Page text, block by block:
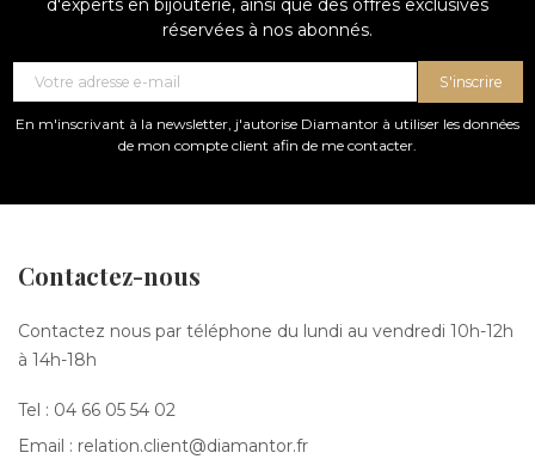
d'experts en bijouterie, ainsi que des offres exclusives
réservées à nos abonnés.
S'inscrire
En m'inscrivant à la newsletter, j'autorise Diamantor à utiliser les données
de mon compte client afin de me contacter.
Contactez-nous
Contactez nous par téléphone du lundi au vendredi 10h-12h
à 14h-18h
Tel : 04 66 05 54 02
Email : relation.client@diamantor.fr